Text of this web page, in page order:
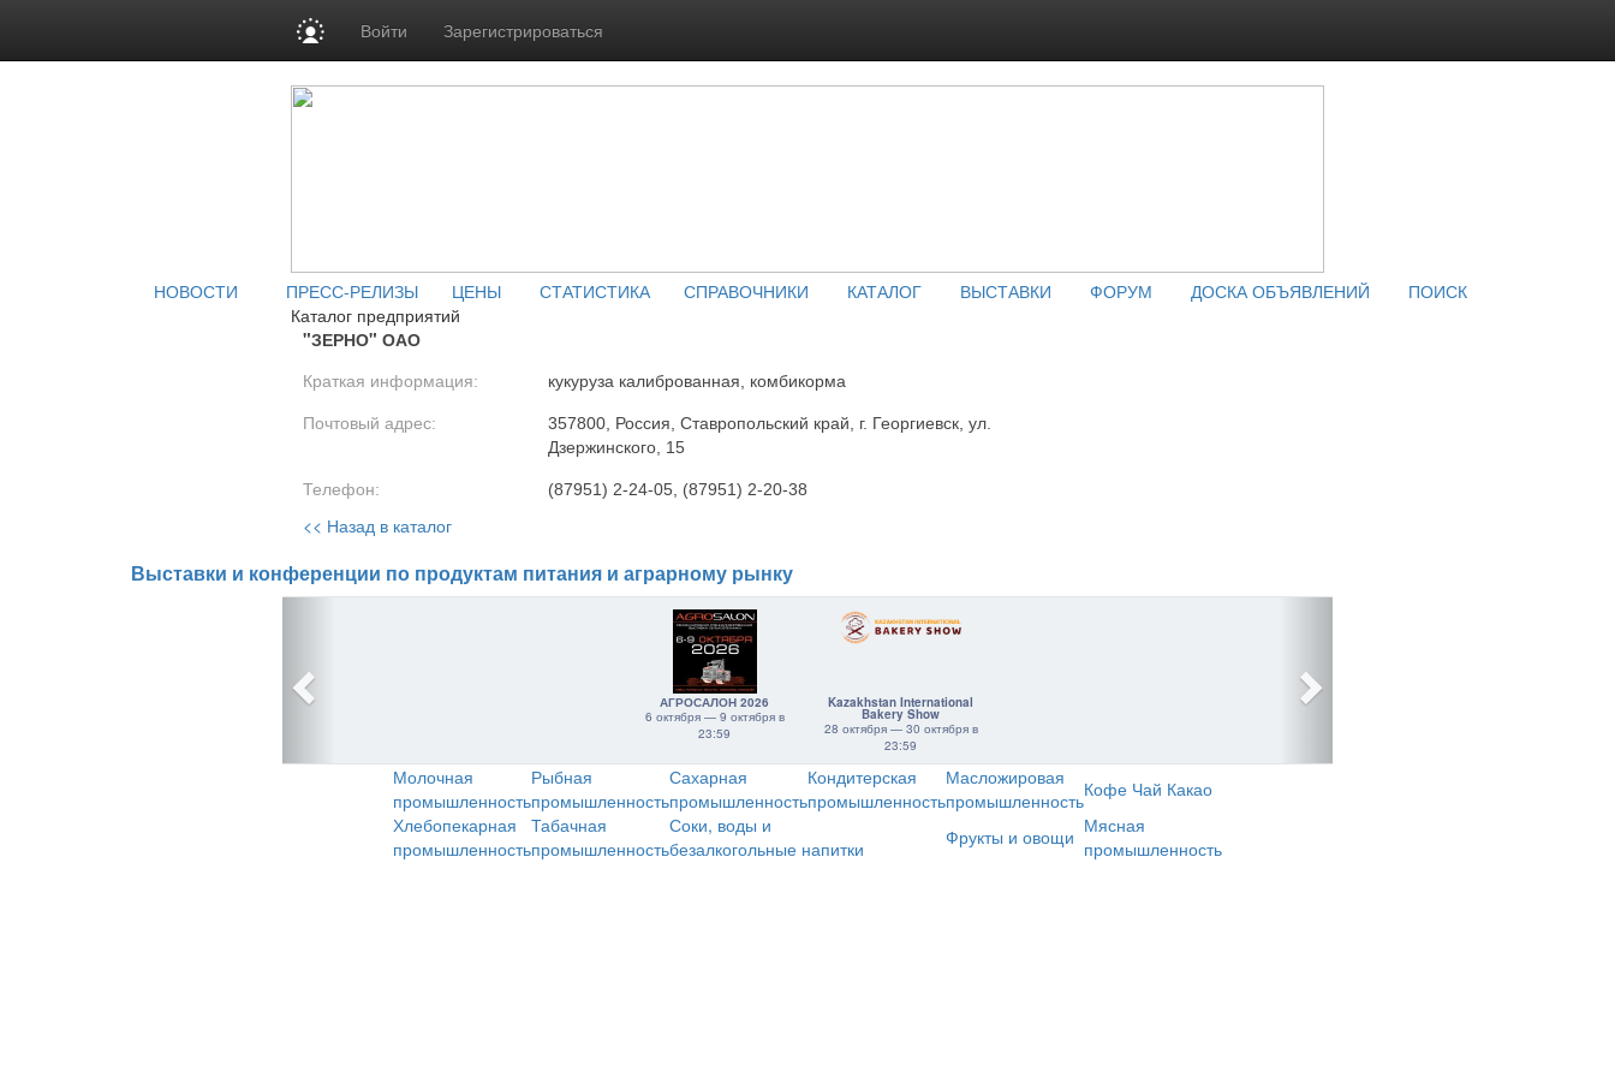
Войти Зарегистрироваться
НОВОСТИ ПРЕСС-РЕЛИЗЫ ЦЕНЫ СТАТИСТИКА СПРАВОЧНИКИ КАТАЛОГ ВЫСТАВКИ ФОРУМ ДОСКА ОБЪЯВЛЕНИЙ
ПОИСК
Каталог предприятий
"ЗЕРНО" ОАО
Краткая информация: кукуруза калиброванная, комбикорма
Почтовый адрес:
357800, Россия, Ставропольский край, г. Георгиевск, ул.
Дзержинского, 15
Телефон: (87951) 2-24-05, (87951) 2-20-38
<< Назад в каталог
Выставки и конференции по продуктам питания и аграрному рынку
АГРОСАЛОН 2026
6 октября — 9 октября в
23:59
Kazakhstan International
Bakery Show
28 октября — 30 октября в
23:59
Молочная
промышленность
Рыбная
промышленность
Сахарная
промышленность
Кондитерская
промышленность
Масложировая
промышленностьКофе Чай Какао
Хлебопекарная
промышленность
Табачная
промышленность
Соки, воды и
безалкогольные напитки
Фрукты и овощи Мясная
промышленность